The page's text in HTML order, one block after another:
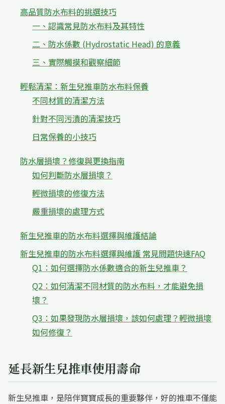
高品質防水布料的挑選技巧
一、認識常見防水布料及其特性
二、防水係數 (Hydrostatic Head) 的意義
三、實際觸摸和觀察細節
輕鬆清潔：新生兒推車防水布料保養
不同材質的清潔方法
針對不同污漬的清潔技巧
日常保養的小技巧
防水層損壞？修復與更換指南
如何判斷防水層損壞？
輕微損壞的修復方法
嚴重損壞的處理方式
新生兒推車的防水布料選擇與維護結論
新生兒推車的防水布料選擇與維護 常見問題快速FAQ
Q1：如何選擇防水係數適合的新生兒推車？
Q2：如何清潔不同材質的防水布料，才能避免損
壞？
Q3：如果發現防水層損壞，該如何處理？輕微損壞
如何修復？
延長新生兒推車使用壽命
新生兒推車，是陪伴寶寶成長的重要夥伴，好的推車不僅能